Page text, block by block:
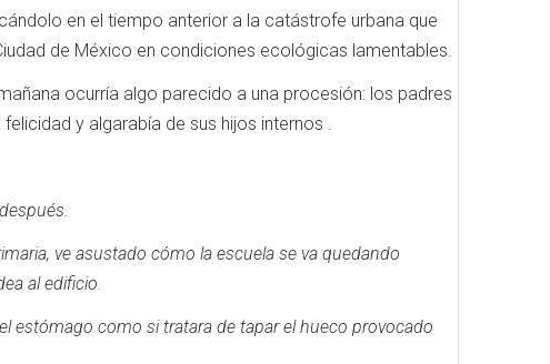
en el tiempo anterior a la catástrofe urbana que
de México en condiciones ecológicas lamentables.
ocurría algo parecido a una procesión: los padres
y algarabía de sus hijos internos .
ve asustado cómo la escuela se va quedando
al edificio.
estómago como si tratara de tapar el hueco provocado